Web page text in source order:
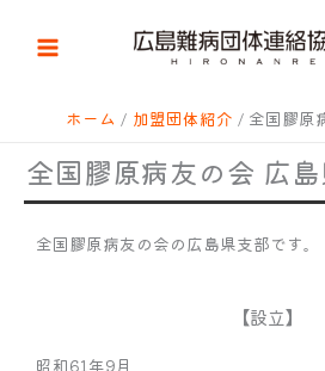
ホーム 加盟団体紹介 全国膠原
全国膠原病友の会 広
全国膠原病友の会の広島県支部です。
【設立】
昭和61年9月